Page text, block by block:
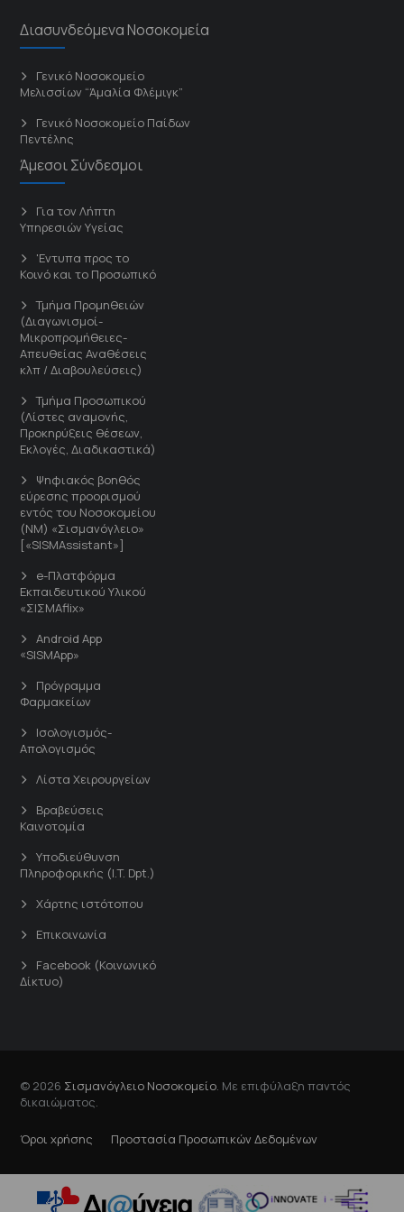
Διασυνδεόμενα Νοσοκομεία
Γενικό Νοσοκομείο
Μελισσίων “Άμαλία Φλέμιγκ”
Γενικό Νοσοκομείο Παίδων
Πεντέλης
Άμεσοι Σύνδεσμοι
Για τον Λήπτη
Υπηρεσιών Υγείας
'Εντυπα προς το
Κοινό και το Προσωπικό
Τμήμα Προμηθειών
(Διαγωνισμοί-
Μικροπρομήθειες-
Απευθείας Αναθέσεις
κλπ / Διαβουλεύσεις)
Τμήμα Προσωπικού
(Λίστες αναμονής,
Προκηρύξεις θέσεων,
Εκλογές, Διαδικαστικά)
Ψηφιακός βοηθός
εύρεσης προορισμού
εντός του Νοσοκομείου
(ΝΜ) «Σισμανόγλειο»
[«SISMAssistant»]
e-Πλατφόρμα
Εκπαιδευτικού Υλικού
«ΣΙΣΜΑflix»
Android App
«SISMApp»
Πρόγραμμα
Φαρμακείων
Ισολογισμός-
Απολογισμός
Λίστα Χειρουργείων
Βραβεύσεις
Καινοτομία
Υποδιεύθυνση
Πληροφορικής (I.T. Dpt.)
Χάρτης ιστότοπου
Επικοινωνία
Facebook (Κοινωνικό
Δίκτυο)
© 2026 Σισμανόγλειο Νοσοκομείο . Με επιφύλαξη παντός
δικαιώματος.
Όροι χρήσης Προστασία Προσωπικών Δεδομένων